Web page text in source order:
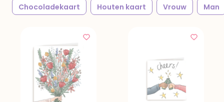
Chocoladekaart Houten kaart Vrouw Man